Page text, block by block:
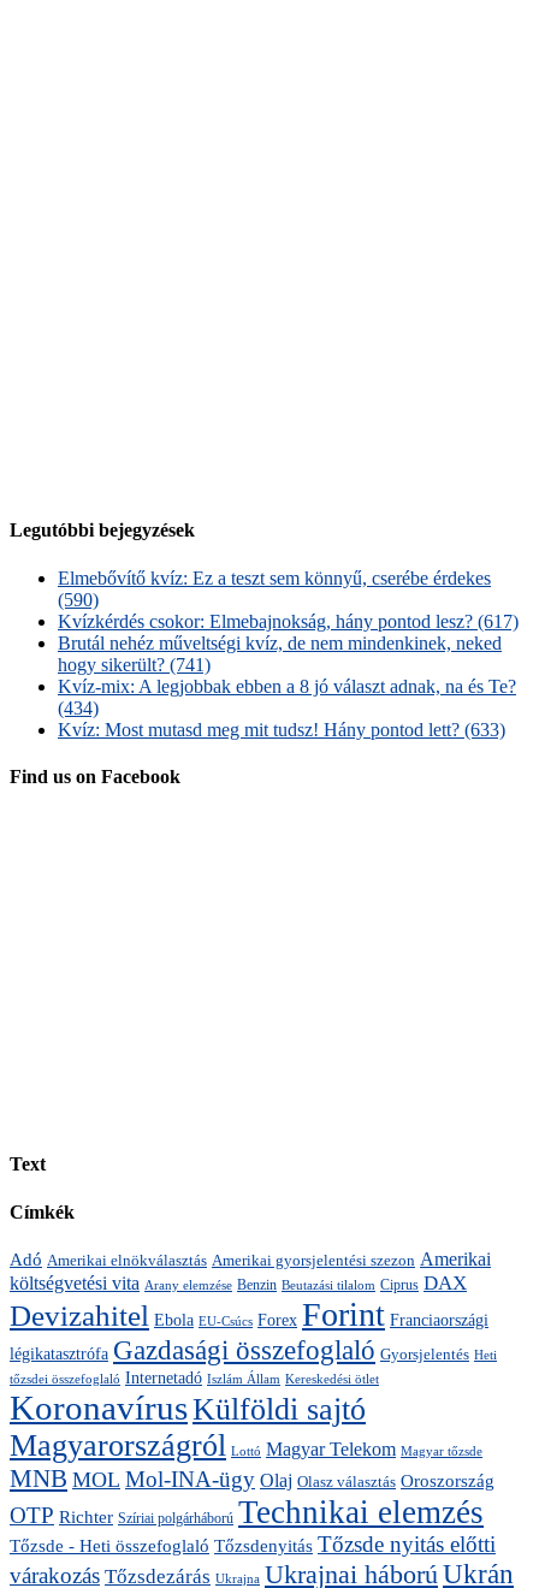
Legutóbbi bejegyzések
Elmebővítő kvíz: Ez a teszt sem könnyű, cserébe érdekes
(590)
Kvízkérdés csokor: Elmebajnokság, hány pontod lesz? (617)
Brutál nehéz műveltségi kvíz, de nem mindenkinek, neked
hogy sikerült? (741)
Kvíz-mix: A legjobbak ebben a 8 jó választ adnak, na és Te?
(434)
Kvíz: Most mutasd meg mit tudsz! Hány pontod lett? (633)
Find us on Facebook
Text
Címkék
Adó Amerikai elnökválasztás Amerikai gyorsjelentési szezon Amerikai
költségvetési vita Arany elemzése Benzin Beutazási tilalom Ciprus DAX
Devizahitel Ebola EU-Csúcs Forex Forint Franciaországi
légikatasztrófa Gazdasági összefoglaló Gyorsjelentés Heti
tőzsdei összefoglaló Internetadó Iszlám Állam Kereskedési ötlet
KoronavírusKülföldi sajtó
Magyarországról Lottó Magyar Telekom Magyar tőzsde
MNB MOL Mol-INA-ügy Olaj Olasz választás Oroszország
OTP Richter Szíriai polgárháború Technikai elemzés
Tőzsde - Heti összefoglaló Tőzsdenyitás Tőzsde nyitás előtti
várakozás Tőzsdezárás Ukrajna Ukrajnai háború Ukrán